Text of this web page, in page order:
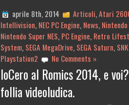
aprile 8th, 2014 Articoli, Atari
Intellivision, NEC PC Engine, News,
Nintendo Super NES, PC Engine, Retro
System, SEGA MegaDrive, SEGA Saturn,
Playstation2
No Comments »
IoCero al Romics 2014, e
follia videoludica.